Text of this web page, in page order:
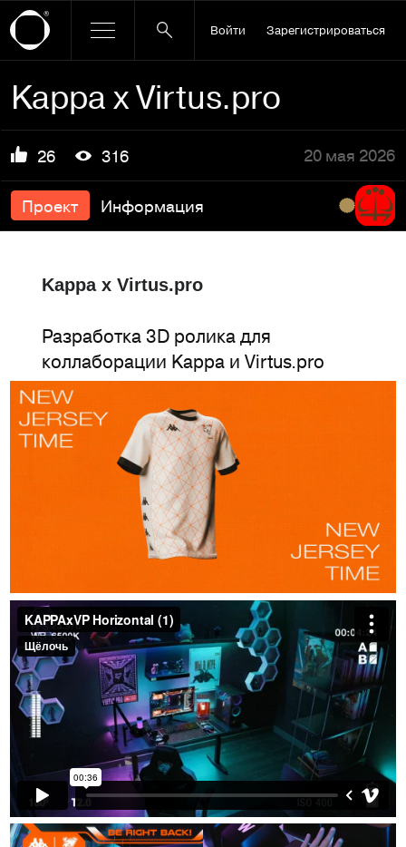
Войти Зарегистрироваться
Kappa x Virtus.pro
26 316 20 мая 2026
Проект Информация
Kappa x Virtus.pro
Разработка 3D ролика для
коллаборации Kappa и Virtus.pro